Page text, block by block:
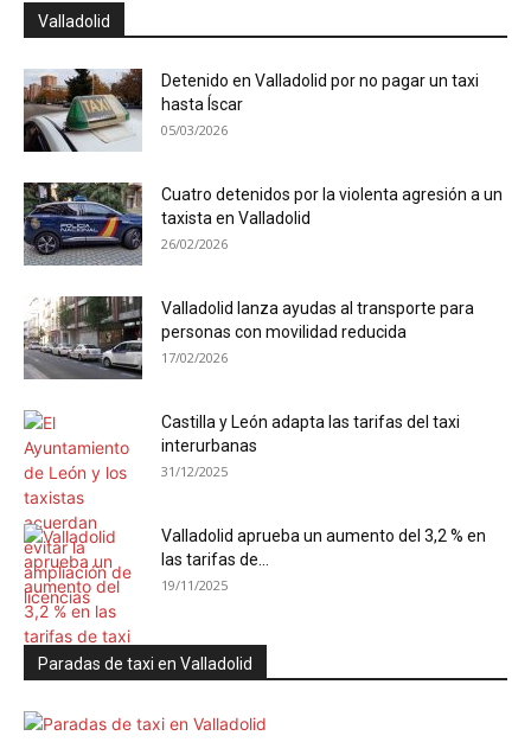
Valladolid
Detenido en Valladolid por no pagar un taxi
hasta Íscar
05/03/2026
Cuatro detenidos por la violenta agresión a un
taxista en Valladolid
26/02/2026
Valladolid lanza ayudas al transporte para
personas con movilidad reducida
17/02/2026
Castilla y León adapta las tarifas del taxi
interurbanas
31/12/2025
Valladolid aprueba un aumento del 3,2 % en
las tarifas de...
19/11/2025
Paradas de taxi en Valladolid